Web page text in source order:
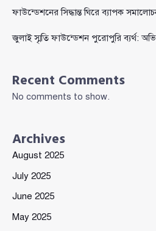
ফাউন্ডেশনের সিদ্ধান্ত ঘিরে ব্যাপক
জুলাই স্মৃতি ফাউন্ডেশন পুরোপুরি ব্যর্থ:
Recent Comments
No comments to show.
Archives
August 2025
July 2025
June 2025
May 2025